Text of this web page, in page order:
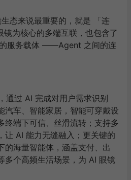
态来说最重要的，就是 「连
为核心的多端互联，也包含了
服务载体 ——Agent 之间的连
通过 AI 完成对用户需求识别
汽车、智能家居，智能可穿戴设
终端下可信、丝滑流转；支持多
让 AI 能力无缝融入；更关键的
的海量智能体，涵盖支付、出
多个高频生活场景，为 AI 眼镜